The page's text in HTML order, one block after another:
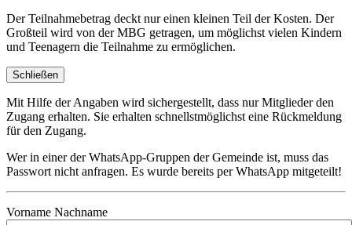
Der Teilnahmebetrag deckt nur einen kleinen Teil der Kosten. Der
Großteil wird von der MBG getragen, um möglichst vielen Kindern
und Teenagern die Teilnahme zu ermöglichen.
Schließen
Mit Hilfe der Angaben wird sichergestellt, dass nur Mitglieder den
Zugang erhalten. Sie erhalten schnellstmöglichst eine Rückmeldung
für den Zugang.
Wer in einer der WhatsApp-Gruppen der Gemeinde ist, muss das
Passwort nicht anfragen. Es wurde bereits per WhatsApp mitgeteilt!
Vorname Nachname